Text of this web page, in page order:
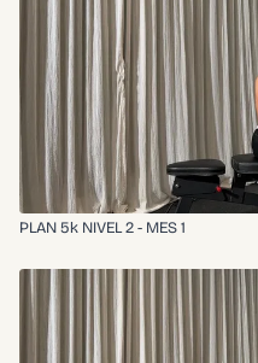
PLAN 5k NIVEL 2 - MES 1